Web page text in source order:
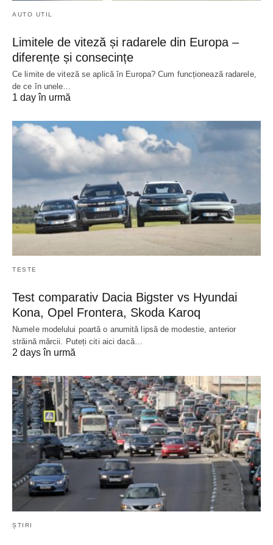
AUTO UTIL
Limitele de viteză și radarele din Europa –
diferențe și consecințe
Ce limite de viteză se aplică în Europa? Cum funcționează radarele,
de ce în unele…
1 day în urmă
TESTE
Test comparativ Dacia Bigster vs Hyundai
Kona, Opel Frontera, Skoda Karoq
Numele modelului poartă o anumită lipsă de modestie, anterior
străină mărcii. Puteți citi aici dacă…
2 days în urmă
ȘTIRI